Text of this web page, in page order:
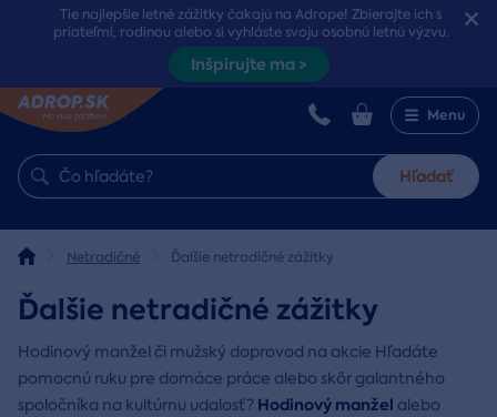
Tie najlepšie letné zážitky čakajú na Adrope! Zbierajte ich s
priateľmi, rodinou alebo si vyhláste svoju osobnú letnú výzvu.
Inšpirujte ma >
Menu
Hľadať
Netradičné Ďalšie netradičné zážitky
Ďalšie netradičné zážitky
Hodinový manžel či mužský doprovod na akcie Hľadáte
pomocnú ruku pre domáce práce alebo skôr galantného
spoločníka na kultúrnu udalosť? Hodinový manžel alebo